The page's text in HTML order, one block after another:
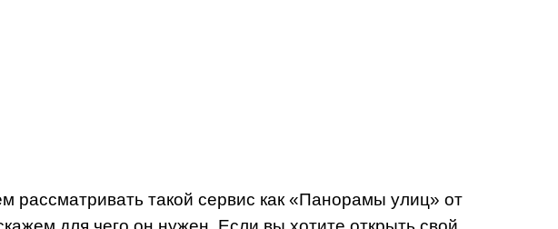
рассматривать такой сервис как «Панорамы улиц» от